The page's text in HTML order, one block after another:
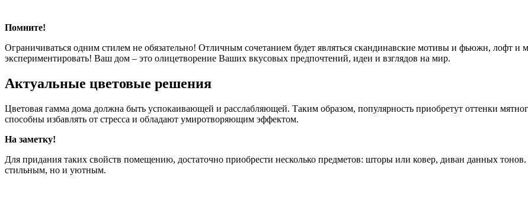
Помните!
Ограничиваться одним стилем не обязательно! Отличным сочетанием будет являться скандинавские мотивы и фьюжн, лофт
экспериментировать! Ваш дом – это олицетворение Ваших вкусовых предпочтений, идеи и взглядов на мир.
Актуальные цветовые решения
Цветовая гамма дома должна быть успокаивающей и расслабляющей. Таким образом, популярность приобретут оттенки
способны избавлять от стресса и обладают умиротворяющим эффектом.
На заметку!
Для придания таких свойств помещению, достаточно приобрести несколько предметов: шторы или ковер, диван данных
стильным, но и уютным.